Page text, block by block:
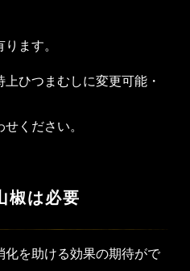
ます。
ひつまむしに変更可能・
ください。
椒は必要
を助ける効果の期待がで